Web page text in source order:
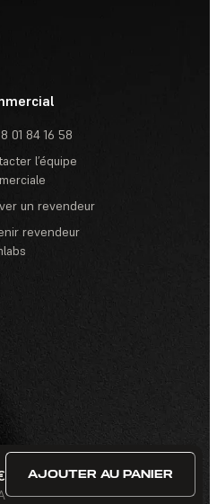
AJOUTER AU PANIER
01 84 16 58
l’équipe
un revendeur
revendeur
tirages au sort